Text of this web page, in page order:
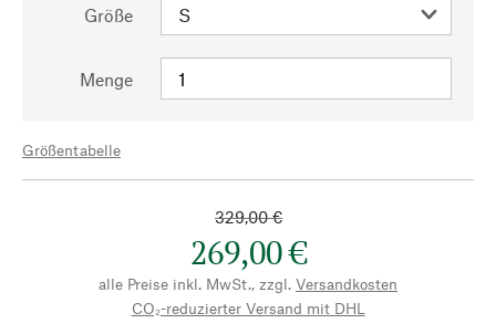
Größe
Menge
Größentabelle
329,00 €
269,00 €
alle Preise inkl. MwSt., zzgl. Versandkosten
CO₂-reduzierter Versand mit DHL